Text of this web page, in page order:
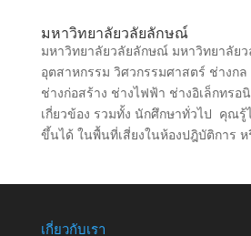
มหาวิทยาลัยวลัยลักษณ์
มหาวิทยาลัยวลัยลักษณ์ มหาวิทยาลัย
อุตสาหกรรม วิศวกรรมศาสตร์ ช่างก
ช่างก่อสร้าง ช่างไฟฟ้า ช่างอิเล็กทรอ
เกี่ยวข้อง รวมทั้ง นักศึกษาทั่วไป คุณรู้
ขึ้นได้ ในพื้นที่เสี่ยงในห้องปฎิบัติการ หรื
เกี่ยวกับเรา